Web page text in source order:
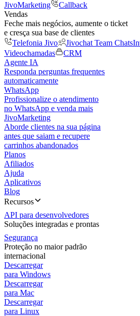
JivoMarketing
Callback
Vendas
Feche mais negócios, aumente o ticket
e cresça sua base de clientes
Telefonia Jivo
Jivochat Team Chats
Videochamadas
CRM
Agente IA
Responda perguntas frequentes
automaticamente
WhatsApp
Profissionalize o atendimento
no WhatsApp e venda mais
JivoMarketing
Aborde clientes na sua página
antes que saiam e recupere
carrinhos abandonados
Planos
Afiliados
Ajuda
Aplicativos
Blog
Recursos
API para desenvolvedores
Soluções integradas e prontas
Segurança
Proteção no maior padrão
internacional
Descarregar
para Windows
Descarregar
para Mac
Descarregar
para Linux